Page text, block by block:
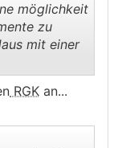
möglichkeit
zu
mit einer
RGK an...